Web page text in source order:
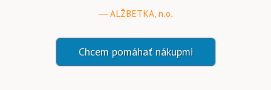
ALŽBETKA, n.o.
Chcem pomáhať nákupmi